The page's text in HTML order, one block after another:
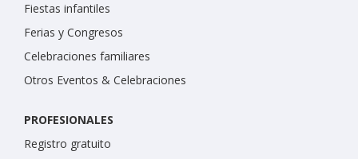
Fiestas infantiles
Ferias y Congresos
Celebraciones familiares
Otros Eventos & Celebraciones
PROFESIONALES
Registro gratuito